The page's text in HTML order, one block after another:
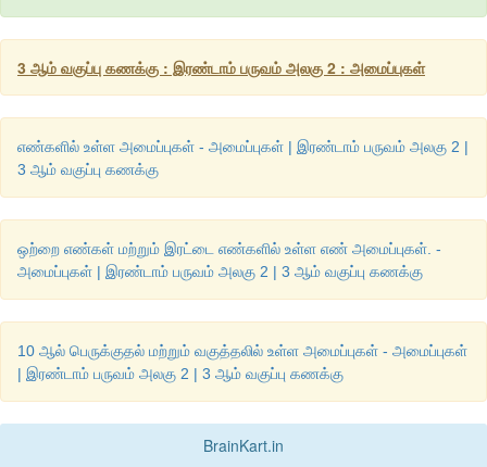
3 ஆம் வகுப்பு கணக்கு : இரண்டாம் பருவம் அலகு 2 : அமைப்புகள்
எண்களில் உள்ள அமைப்புகள் - அமைப்புகள் | இரண்டாம் பருவம் அலகு 2 |
3 ஆம் வகுப்பு கணக்கு
ஒற்றை எண்கள் மற்றும் இரட்டை எண்களில் உள்ள எண் அமைப்புகள். -
அமைப்புகள் | இரண்டாம் பருவம் அலகு 2 | 3 ஆம் வகுப்பு கணக்கு
10 ஆல் பெருக்குதல் மற்றும் வகுத்தலில் உள்ள அமைப்புகள் - அமைப்புகள்
| இரண்டாம் பருவம் அலகு 2 | 3 ஆம் வகுப்பு கணக்கு
BrainKart.in